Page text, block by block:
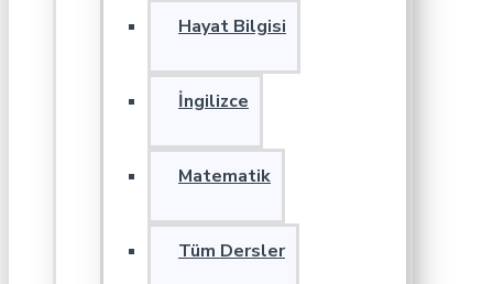
Hayat Bilgisi
İngilizce
Matematik
Tüm Dersler